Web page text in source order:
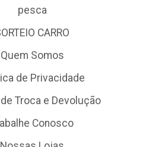
pesca
CARRO
Quem Somos
de Privacidade
Troca e Devolução
Conosco